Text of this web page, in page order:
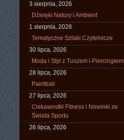
3 sierpnia, 2026
Dźwięki Natury i Ambient
1 sierpnia, 2026
Tematyczne Szlaki Czytelnicze
30 lipca, 2026
Moda i Styl z Tuszem i Piercingiem
28 lipca, 2026
Paintball
27 lipca, 2026
Ciekawostki Fitness i Nowinki ze
Świata Sportu
26 lipca, 2026